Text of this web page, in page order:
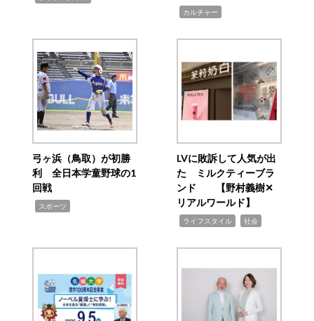
カルチャー
弓ヶ浜（鳥取）が初勝
利 全日本学童野球の1
回戦
スポーツ
LVに敗訴して人気が出
た ミルクティーブラ
ンド 【野村義樹✕
リアルワールド】
ライフスタイル 社会